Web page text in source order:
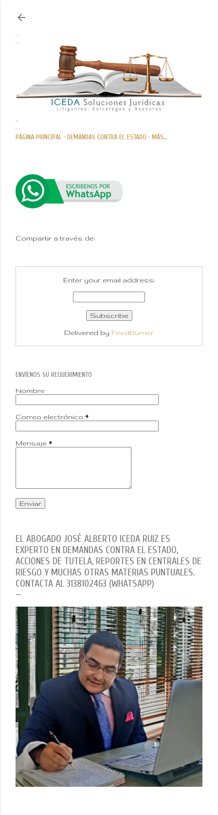
PÁGINA PRINCIPAL DEMANDAS CONTRA EL ESTADO MÁS…
Compartir a través de:
Enter your email address:
Delivered by FeedBurner
ENVÍENOS SU REQUERIMIENTO
Nombre
Correo electrónico *
Mensaje *
EL ABOGADO JOSÉ ALBERTO ICEDA RUIZ ES
EXPERTO EN DEMANDAS CONTRA EL ESTADO,
ACCIONES DE TUTELA, REPORTES EN CENTRALES DE
RIESGO Y MUCHAS OTRAS MATERIAS PUNTUALES.
CONTACTA AL 3138102463 (WHATSAPP)